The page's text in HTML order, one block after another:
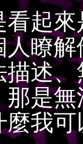
來
瞭
述
是
我